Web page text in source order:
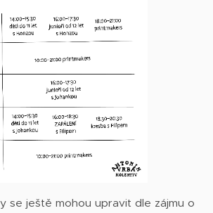
se ještě mohou upravit dle zájmu o